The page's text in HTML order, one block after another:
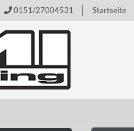
0151/27004531 Startseite